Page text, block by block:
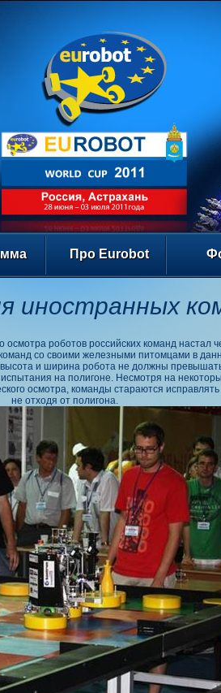
Про Eurobot
иностранных
осмотра роботов российских команд настал
со своими железными питомцами в
и ширина робота не должны
на полигоне. Несмотря на
осмотра, команды стараются
не отходя от полигона.